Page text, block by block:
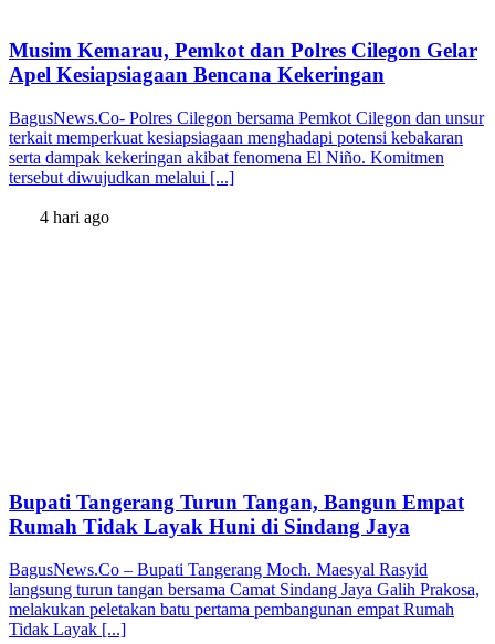
Musim Kemarau, Pemkot dan Polres Cilegon Gelar
Apel Kesiapsiagaan Bencana Kekeringan
BagusNews.Co- Polres Cilegon bersama Pemkot Cilegon dan unsur
terkait memperkuat kesiapsiagaan menghadapi potensi kebakaran
serta dampak kekeringan akibat fenomena El Niño. Komitmen
tersebut diwujudkan melalui [...]
4 hari ago
Bupati Tangerang Turun Tangan, Bangun Empat
Rumah Tidak Layak Huni di Sindang Jaya
BagusNews.Co – Bupati Tangerang Moch. Maesyal Rasyid
langsung turun tangan bersama Camat Sindang Jaya Galih Prakosa,
melakukan peletakan batu pertama pembangunan empat Rumah
Tidak Layak [...]